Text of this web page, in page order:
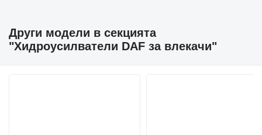
Други модели в секцията
"Хидроусилватели DAF за влекачи"